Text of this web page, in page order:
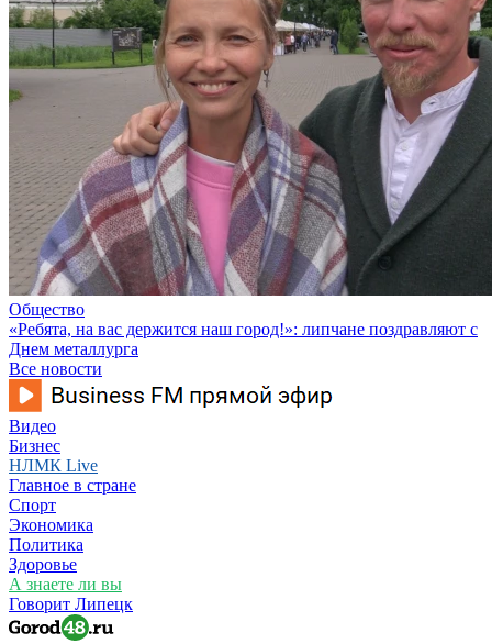
Общество
«Ребята, на вас держится наш город!»: липчане поздравляют с
Днем металлурга
Все новости
Видео
Бизнес
НЛМК Live
Главное в стране
Спорт
Экономика
Политика
Здоровье
А знаете ли вы
Говорит Липецк